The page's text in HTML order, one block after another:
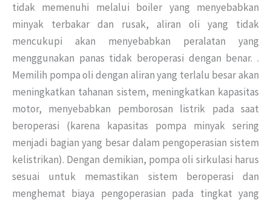
tidak memenuhi melalui boiler yang menyebabkan
minyak terbakar dan rusak, aliran oli yang tidak
mencukupi akan menyebabkan peralatan yang
menggunakan panas tidak beroperasi dengan benar. .
Memilih pompa oli dengan aliran yang terlalu besar akan
meningkatkan tahanan sistem, meningkatkan kapasitas
motor, menyebabkan pemborosan listrik pada saat
beroperasi (karena kapasitas pompa minyak sering
menjadi bagian yang besar dalam pengoperasian sistem
kelistrikan). Dengan demikian, pompa oli sirkulasi harus
sesuai untuk memastikan sistem beroperasi dan
menghemat biaya pengoperasian pada tingkat yang